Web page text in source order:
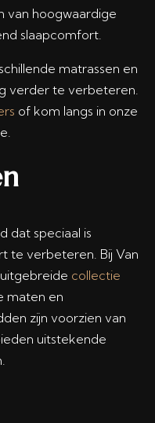
van hoogwaardige
slaapcomfort.
matrassen en
verder te verbeteren.
of kom langs in onze
dat speciaal is
te verbeteren. Bij Van
collectie
maten en
zijn voorzien van
uitstekende